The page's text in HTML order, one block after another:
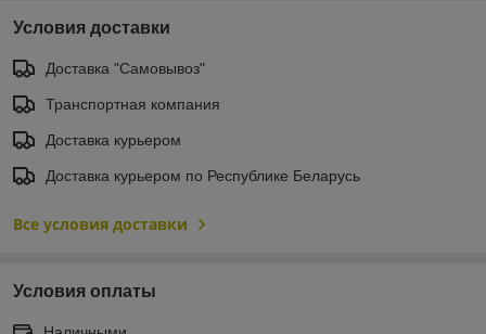
Условия доставки
Доставка "Самовывоз"
Транспортная компания
Доставка курьером
Доставка курьером по Республике Беларусь
Все условия доставки
Условия оплаты